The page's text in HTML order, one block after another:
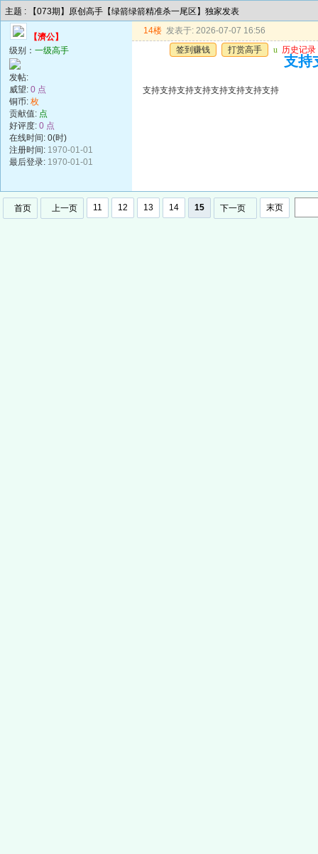
主题 : 【073期】原创高手【绿箭绿箭精准杀一尾区】独家发表
【濟公】
级别： 一级高手
发帖:
威望: 0 点
铜币: 枚
贡献值: 点
好评度: 0 点
在线时间: 0(时)
注册时间: 1970-01-01
最后登录: 1970-01-01
14楼 发表于: 2026-07-07 16:56
签到赚钱
打赏高手 u 历史记录
支持
支持支持支持支持支持支持支持支持
首页 上一页 11 12 13 14 15 下一页 末页